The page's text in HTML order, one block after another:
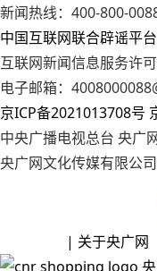
新闻热线：400-800-
中国互联网联合辟谣平台
互联网新闻信息服务许
电子邮箱：
京ICP备2021013708号
中央广播电视总台 央广
央广网文化传媒有限公
| 关于央广网